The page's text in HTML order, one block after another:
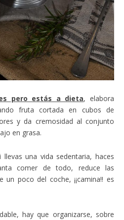
pero estás a dieta, elabora
fruta cortada en cubos de
y da cremosidad al conjunto
en grasa.
llevas una vida sedentaria, haces
comer de todo, reduce las
poco del coche, ¡¡camina!! es
hay que organizarse, sobre